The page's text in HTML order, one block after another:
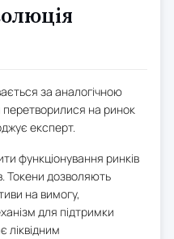
за аналогічною
перетворилися на ринок
експерт.
функціонування ринків
Токени дозволяють
на вимогу,
для підтримки
ліквідним